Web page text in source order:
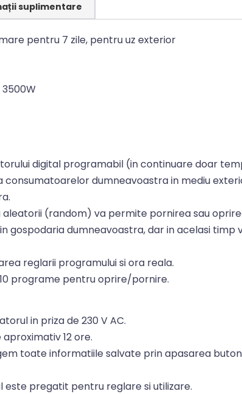
suplimentare
pentru 7 zile, pentru uz exterior
digital programabil (in continuare doar
dumneavoastra in mediu
aleatorii (random) va permite pornirea sau
gospodaria dumneavoastra, dar in acelasi
reglarii programului si ora reala.
programe pentru oprire/pornire.
in priza de 230 V AC.
12 ore.
toate informatiile salvate prin apasarea
este pregatit pentru reglare si utilizare.